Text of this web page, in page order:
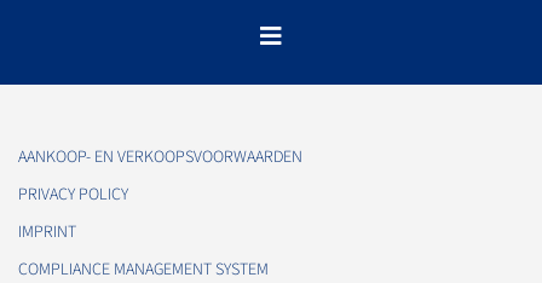
AANKOOP- EN VERKOOPSVOORWAARDEN
PRIVACY POLICY
IMPRINT
COMPLIANCE MANAGEMENT SYSTEM